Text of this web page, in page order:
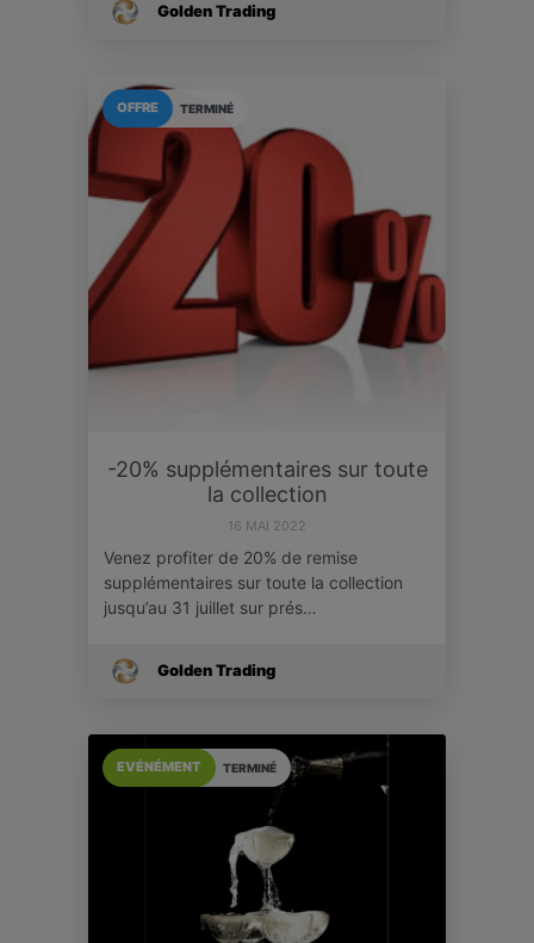
Golden Trading
TERMINÉ
OFFRE
-20% supplémentaires sur toute
la collection
16 MAI 2022
Venez profiter de 20% de remise
supplémentaires sur toute la collection
jusqu’au 31 juillet sur prés…
Golden Trading
TERMINÉ
EVÉNÉMENT